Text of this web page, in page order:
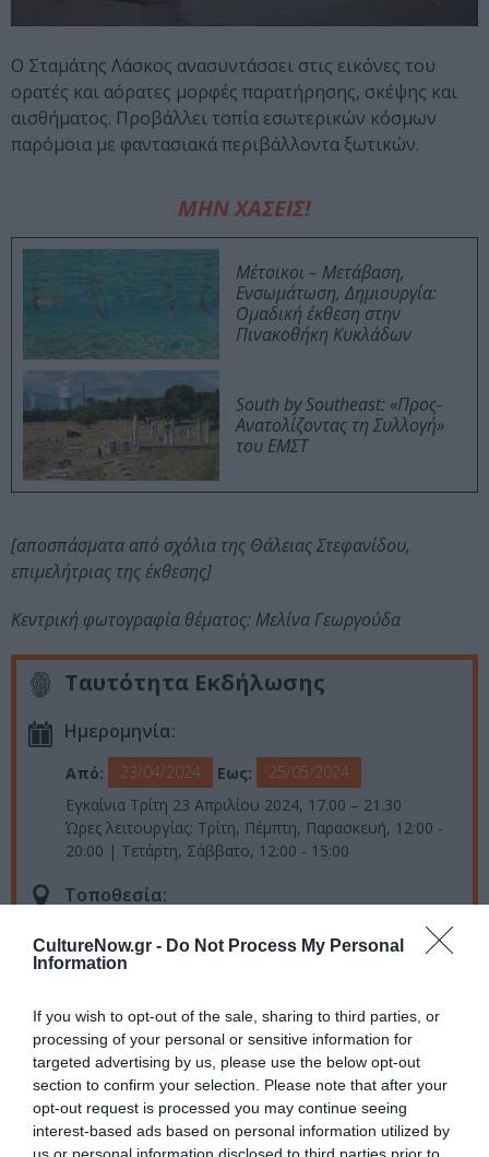
CultureNow.gr - Do Not Process My Personal
Information
If you wish to opt-out of the sale, sharing to third parties, or
processing of your personal or sensitive information for
targeted advertising by us, please use the below opt-out
section to confirm your selection. Please note that after your
opt-out request is processed you may continue seeing
interest-based ads based on personal information utilized by
Ο Σταμάτης Λάσκος ανασυντάσσει στις εικόνες του
ορατές και αόρατες μορφές παρατήρησης, σκέψης και
αισθήματος. Προβάλλει τοπία εσωτερικών κόσμων
παρόμοια με φαντασιακά περιβάλλοντα ξωτικών.
ΜΗΝ ΧΑΣΕΙΣ!
Μέτοικοι – Μετάβαση,
Ενσωμάτωση, Δημιουργία:
Ομαδική έκθεση στην
Πινακοθήκη Κυκλάδων
South by Southeast: «Προς-
Ανατολίζοντας τη Συλλογή»
του ΕΜΣΤ
[αποσπάσματα από σχόλια της Θάλειας Στεφανίδου,
επιμελήτριας της έκθεσης]
Κεντρική φωτογραφία θέματος: Μελίνα Γεωργούδα
Ταυτότητα Εκδήλωσης
Ημερομηνία:
Από: 23/04/2024 Εως:
25/05/2024
Εγκαίνια Τρίτη 23 Απριλίου 2024, 17.00 – 21.30
Ώρες λειτουργίας: Τρίτη, Πέμπτη, Παρασκευή, 12:00 -
20:00 | Τετάρτη, Σάββατο, 12:00 - 15:00
Τοποθεσία:
Γκαλερί Λόλα Νικολάου, Τσιμισκή 52, Θεσσαλονίκη
Πληροφορίες / Κρατήσεις:
Τηλ.: 2310 240416 |lolanikolaou.com
Ακολουθήστε το Culturenow.gr στοGoogle Newsκαι